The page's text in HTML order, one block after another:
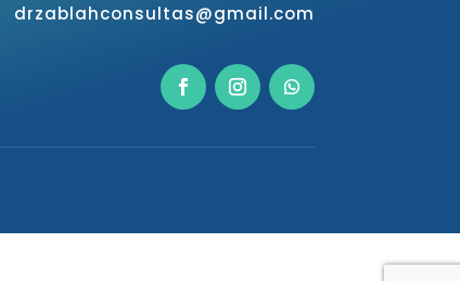
drzablahconsultas@gmail.com